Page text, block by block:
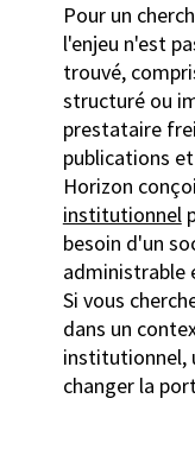
Pour un
l'enjeu n'est
trouvé,
structuré ou
prestataire
publications
Horizon
institutionnel
besoin d'un
administrable
Si vous
dans un
institutionnel,
changer la